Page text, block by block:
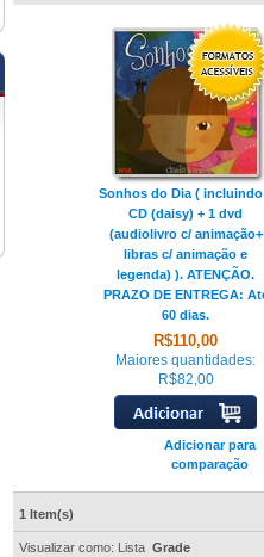
Sonhos do Dia ( incluindo
CD (daisy) + 1 dvd
(audiolivro c/ animação+
libras c/ animação e
legenda) ). ATENÇÃO.
PRAZO DE ENTREGA:
60 dias.
R$110,00
Maiores quantidades:
R$82,00
Adicionar para
comparação
1 Item(s)
Visualizar como: Lista Grade